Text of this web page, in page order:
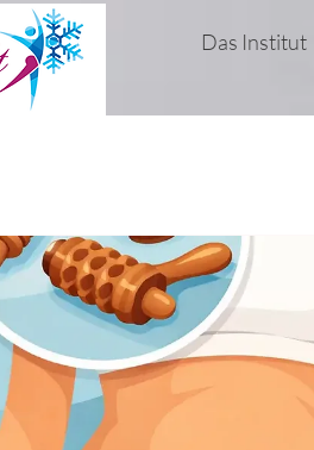
Das Institut